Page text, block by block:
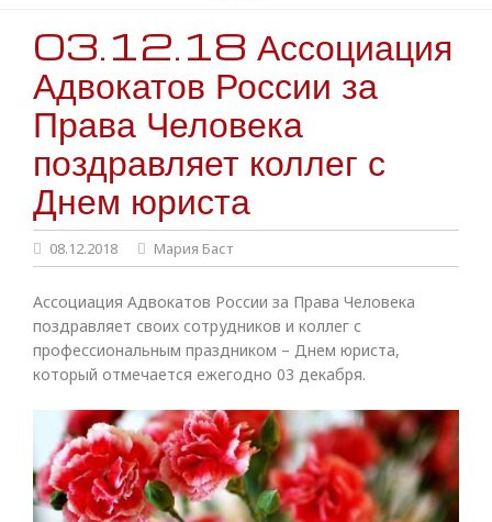
SKIP TO CONTENT
03.12.18 Ассоциация
Адвокатов России за
Права Человека
поздравляет коллег с
Днем юриста
08.12.2018 Мария Баст
Ассоциация Адвокатов России за Права Человека
поздравляет своих сотрудников и коллег с
профессиональным праздником – Днем юриста,
который отмечается ежегодно 03 декабря.